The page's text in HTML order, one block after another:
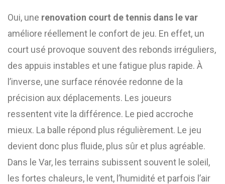
Oui, une renovation court de tennis dans le var
améliore réellement le confort de jeu. En effet, un
court usé provoque souvent des rebonds irréguliers,
des appuis instables et une fatigue plus rapide. À
l’inverse, une surface rénovée redonne de la
précision aux déplacements. Les joueurs
ressentent vite la différence. Le pied accroche
mieux. La balle répond plus régulièrement. Le jeu
devient donc plus fluide, plus sûr et plus agréable.
Dans le Var, les terrains subissent souvent le soleil,
les fortes chaleurs, le vent, l’humidité et parfois l’air